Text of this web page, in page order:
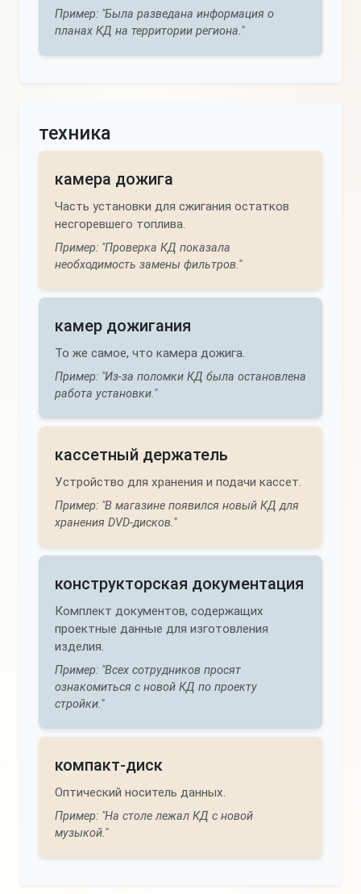
Пример: "Была разведана информация о
планах КД на территории региона."
техника
камера дожига
Часть установки для сжигания остатков
несгоревшего топлива.
Пример: "Проверка КД показала
необходимость замены фильтров."
камер дожигания
То же самое, что камера дожига.
Пример: "Из-за поломки КД была остановлена
работа установки."
кассетный держатель
Устройство для хранения и подачи кассет.
Пример: "В магазине появился новый КД для
хранения DVD-дисков."
конструкторская документация
Комплект документов, содержащих
проектные данные для изготовления
изделия.
Пример: "Всех сотрудников просят
ознакомиться с новой КД по проекту
стройки."
компакт-диск
Оптический носитель данных.
Пример: "На столе лежал КД с новой
музыкой."